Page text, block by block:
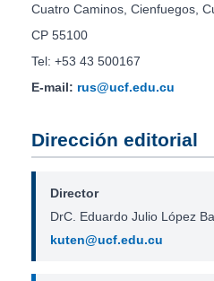
Cuatro Caminos, Cienfuegos,
CP 55100
Tel: +53 43 500167
E-mail: rus@ucf.edu.cu
Dirección editorial
Director
DrC. Eduardo Julio López
kuten@ucf.edu.cu